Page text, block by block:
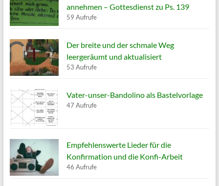
annehmen – Gottesdienst zu Ps. 139
59 Aufrufe
Der breite und der schmale Weg
leergeräumt und aktualisiert
53 Aufrufe
Vater-unser-Bandolino als Bastelvorlage
47 Aufrufe
Empfehlenswerte Lieder für die
Konfirmation und die Konfi-Arbeit
46 Aufrufe